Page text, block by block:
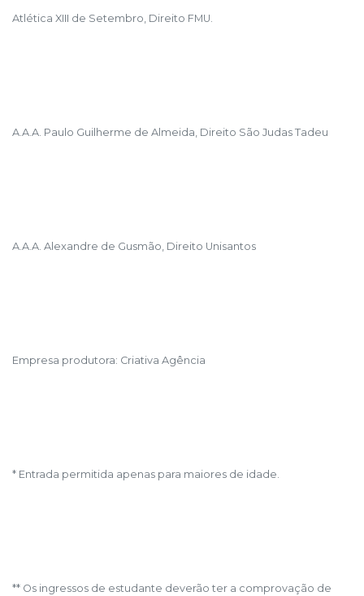
Atlética XIII de Setembro, Direito FMU.
A.A.A. Paulo Guilherme de Almeida, Direito São Judas Tadeu
A.A.A. Alexandre de Gusmão, Direito Unisantos
Empresa produtora: Criativa Agência
* Entrada permitida apenas para maiores de idade.
** Os ingressos de estudante deverão ter a comprovação de